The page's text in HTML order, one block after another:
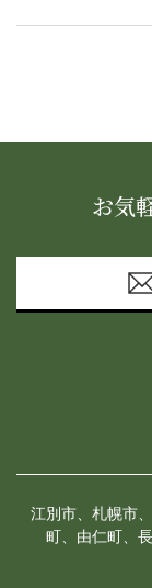
お気
江別市、札幌市
町、由仁町、